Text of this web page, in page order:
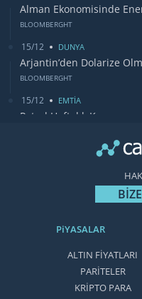
Alman Ekonomisinde
BLOOMBERGHT
15/12 DUNYA
Arjantin’den Dolarize
BLOOMBERGHT
15/12 EMTİA
Petrol Haftalık Kazancı
Bugün Gözler Fed Faiz
PiYASALAR
ALTIN FİYATLARI
PARİTELER
KRİPTO PARA